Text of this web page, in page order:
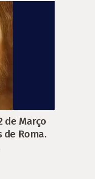
de Março
de Roma.